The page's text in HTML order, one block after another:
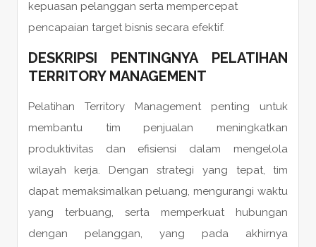
kepuasan pelanggan serta mempercepat
pencapaian target bisnis secara efektif.
DESKRIPSI PENTINGNYA PELATIHAN
TERRITORY MANAGEMENT
Pelatihan Territory Management penting untuk
membantu tim penjualan meningkatkan
produktivitas dan efisiensi dalam mengelola
wilayah kerja. Dengan strategi yang tepat, tim
dapat memaksimalkan peluang, mengurangi waktu
yang terbuang, serta memperkuat hubungan
dengan pelanggan, yang pada akhirnya